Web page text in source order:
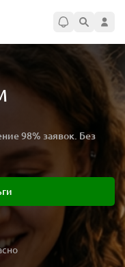
98% заявок. Без